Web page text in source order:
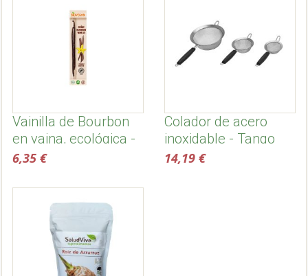
Vainilla de Bourbon
en vaina, ecológica -
Biovegan
6,35 €
Colador de acero
inoxidable - Tango
14,19 €